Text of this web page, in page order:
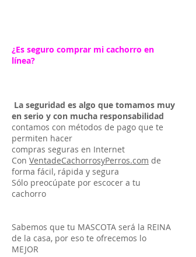
¿Es seguro comprar mi cachorro en
línea?
La seguridad es algo que tomamos muy
en serio y con mucha responsabilidad
contamos con métodos de pago que te
permiten hacer
compras seguras en Internet
Con VentadeCachorrosyPerros.com de
forma fácil, rápida y segura
Sólo preocúpate por escocer a tu
cachorro
Sabemos que tu MASCOTA será la REINA
de la casa, por eso te ofrecemos lo
MEJOR